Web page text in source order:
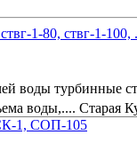
1-80, ствг-1-100,
воды турбинные
воды,.... Старая
1, СОП-105